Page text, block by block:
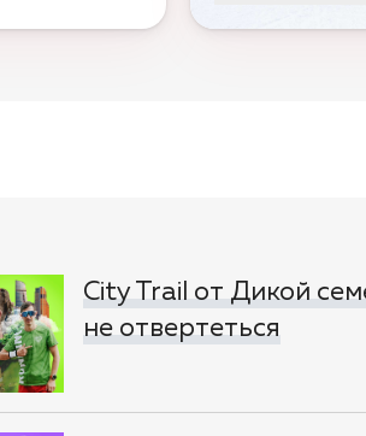
City Trail от Дикой
не отвертеться